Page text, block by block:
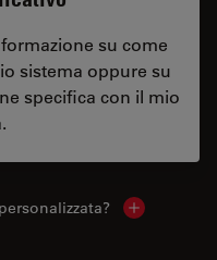
su come
sistema oppure su
specifica con il mio
Show local